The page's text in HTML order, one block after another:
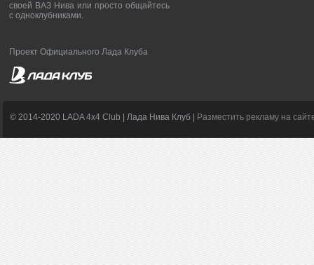
своей ВАЗ Нива или просто общайтесь
с одноклубниками.
Проект Официального Лада Клуба
© 2014-2020 LADA 4x4 Club | Лада Нива Клуб | Разместить рекламу на